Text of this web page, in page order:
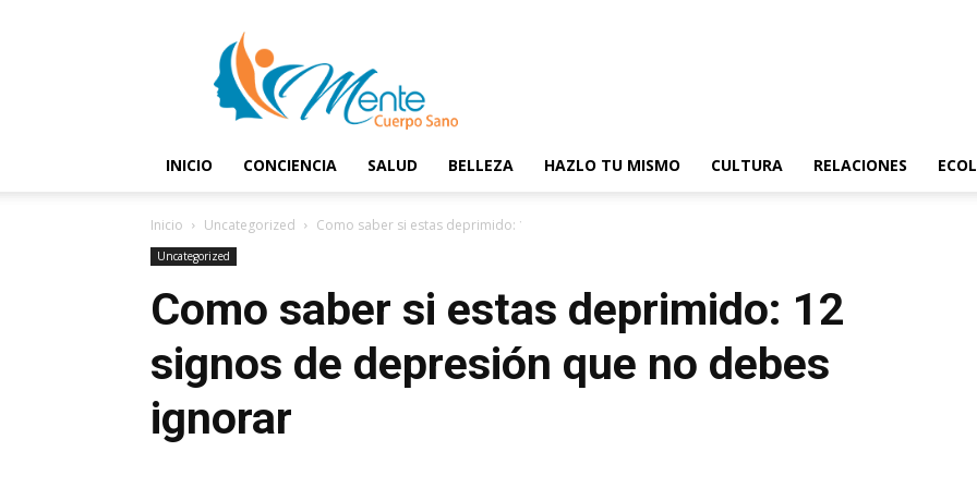
Cuerpo
Sano
INICIO CONCIENCIA SALUD BELLEZA HAZLO TU MISMO CULTURA RELACIONES
Inicio Uncategorized Como saber si estas deprimido: 12 signos de depresión que no debes...
Uncategorized
Como saber si estas deprimido: 12
signos de depresión que no debes
ignorar